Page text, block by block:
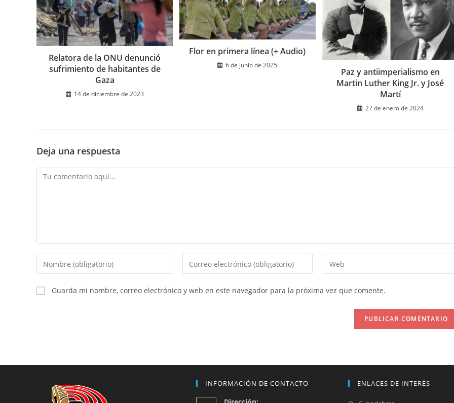
Relatora de la ONU denunció
sufrimiento de habitantes de
Gaza
14 de diciembre de 2023
Flor en primera línea (+ Audio)
6 de junio de 2025
Paz y antiimperialismo en
Martin Luther King Jr. y José
Martí
27 de enero de 2024
Deja una respuesta
Comentario
Introduce
tu
nombre
o
Introduce
tu
de
Introduce
la
Guarda mi nombre, correo electrónico y web en este navegador para la próxima vez que comente.
INFORMACIÓN DE CONTACTO ENLACES DE INTERÉS